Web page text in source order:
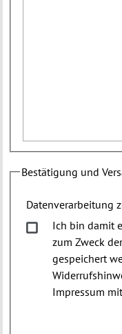
Bestätigung und
Datenverarbeitung
Ich bin damit
zum Zweck
gespeichert
Impressum